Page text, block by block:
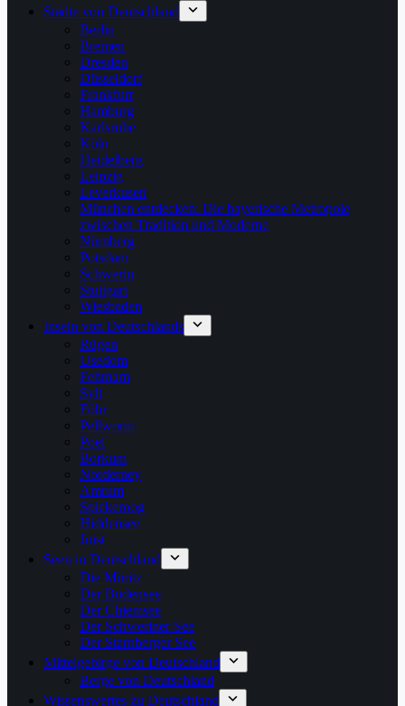
Städte von Deutschland
Berlin
Bremen
Dresden
Düsseldorf
Frankfurt
Hamburg
Karlsruhe
Köln
Heidelberg
Leipzig
Leverkusen
München entdecken: Die bayerische Metropole
zwischen Tradition und Moderne
Nürnberg
Potsdam
Schwerin
Stuttgart
Wiesbaden
Inseln von Deutschlands
Rügen
Usedom
Fehmarn
Sylt
Föhr
Pellworm
Poel
Borkum
Norderney
Amrum
Spiekeroog
Hiddensee
Juist
Seen in Deutschland
Die Müritz
Der Bodensee
Der Chiemsee
Der Schweriner See
Der Starnberger See
Mittelgebirge von Deutschland
Berge von Deutschland
Wissenswertes zu Deutschland